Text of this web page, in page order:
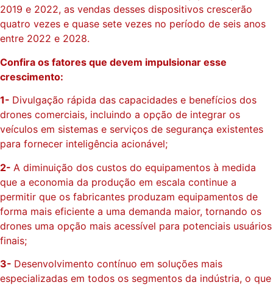
2019 e 2022, as vendas desses dispositivos crescerão
quatro vezes e quase sete vezes no período de seis anos
entre 2022 e 2028.
Confira os fatores que devem impulsionar esse
crescimento:
1- Divulgação rápida das capacidades e benefícios dos
drones comerciais, incluindo a opção de integrar os
veículos em sistemas e serviços de segurança existentes
para fornecer inteligência acionável;
2- A diminuição dos custos do equipamentos à medida
que a economia da produção em escala continue a
permitir que os fabricantes produzam equipamentos de
forma mais eficiente a uma demanda maior, tornando os
drones uma opção mais acessível para potenciais usuários
finais;
3- Desenvolvimento contínuo em soluções mais
especializadas em todos os segmentos da indústria, o que